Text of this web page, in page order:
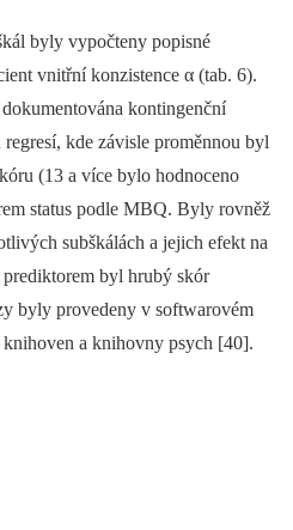
byly vypočteny popisné
vnitřní konzistence α (tab. 6).
kontingenční
kde závisle proměnnou byl
(13 a více bylo hodnoceno
status podle MBQ. Byly rovněž
subškálách a jejich efekt na
byl hrubý skór
byly provedeny v softwarovém
a knihovny psych [40].